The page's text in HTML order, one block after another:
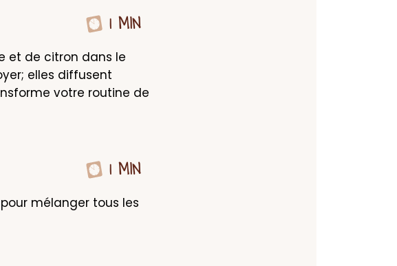
1 MIN
et de citron dans le
elles diffusent
votre routine de
1 MIN
mélanger tous les